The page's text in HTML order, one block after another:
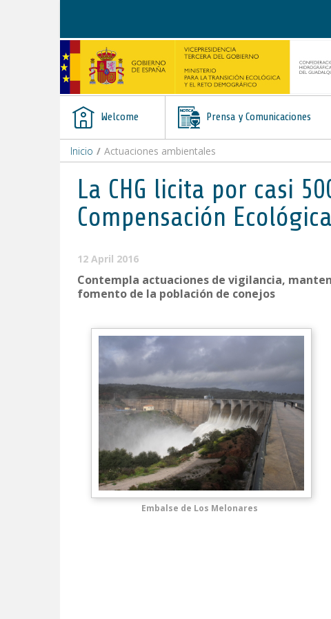
Welcome Prensa y Comunicaciones
Inicio / Actuaciones ambientales
La CHG licita por casi
Compensación
12 April 2016
Contempla actuaciones de vigilancia,
fomento de la población de conejos
Embalse de Los Melonares